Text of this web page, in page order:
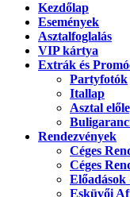
Kezdőlap
Események
Asztalfoglalás
VIP kártya
Extrák és
Partyfotók
Itallap
Asztal
Rendezvények
Céges
Céges
Esküvői